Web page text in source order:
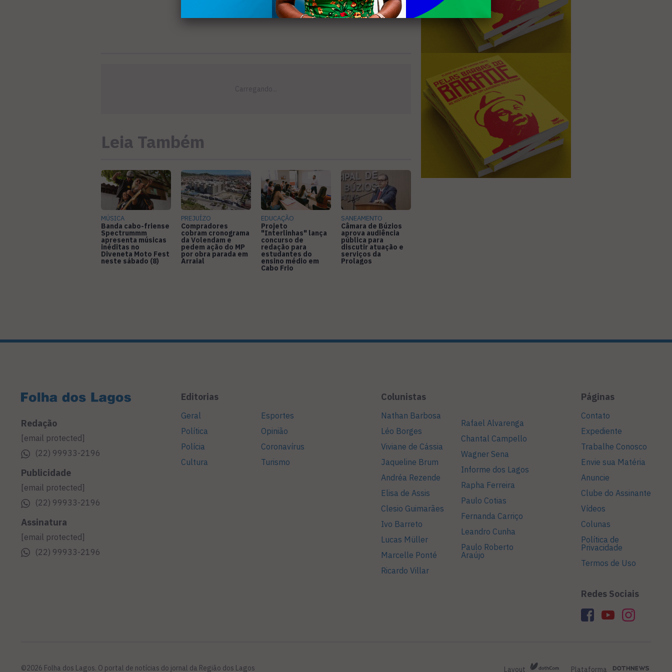
Leia Também
MÚSICA
Banda cabo-friense
Spectrummm
apresenta músicas
inéditas no
Diveneta Moto Fest
neste sábado (8)
PREJUÍZO
Compradores
cobram cronograma
da Volendam e
pedem ação do MP
por obra parada em
Arraial
EDUCAÇÃO
Projeto
"Interlinhas" lança
concurso de
redação para
estudantes do
ensino médio em
Cabo Frio
SANEAMENTO
Câmara de Búzios
aprova audiência
pública para
discutir atuação e
serviços da
Prolagos
Redação
[email protected]
(22) 99933-2196
Publicidade
[email protected]
(22) 99933-2196
Assinatura
[email protected]
(22) 99933-2196
Editorias
Geral
Política
Polícia
Cultura
Esportes
Opinião
Coronavírus
Turismo
Colunistas
Nathan Barbosa
Léo Borges
Viviane de Cássia
Jaqueline Brum
Andréa Rezende
Elisa de Assis
Clesio Guimarães
Ivo Barreto
Lucas Müller
Marcelle Ponté
Ricardo Villar
Rafael Alvarenga
Chantal Campello
Wagner Sena
Informe dos Lagos
Rapha Ferreira
Paulo Cotias
Fernanda Carriço
Leandro Cunha
Paulo Roberto
Araújo
Páginas
Contato
Expediente
Trabalhe Conosco
Envie sua Matéria
Anuncie
Clube do Assinante
Vídeos
Colunas
Política de
Privacidade
Termos de Uso
Redes Sociais
©2026 Folha dos Lagos. O portal de notícias do jornal da Região dos Lagos Layout Plataforma